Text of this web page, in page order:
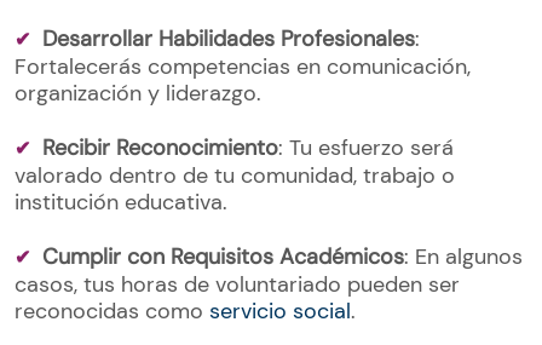
Desarrollar Habilidades Profesionales:
Fortalecerás competencias en comunicación,
organización y liderazgo.
Recibir Reconocimiento: Tu esfuerzo será
valorado dentro de tu comunidad, trabajo o
institución educativa.
Cumplir con Requisitos Académicos: En algunos
casos, tus horas de voluntariado pueden ser
reconocidas como servicio social.